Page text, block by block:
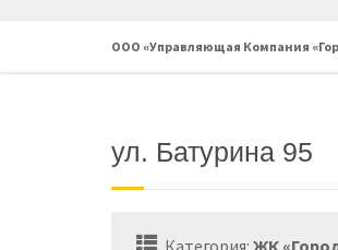
ООО «Управляющая Компания
ул. Батурина 95
Категория: ЖК